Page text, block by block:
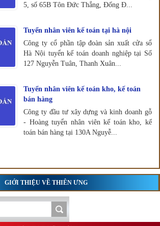
5, số 65B Tôn Đức Thắng, Đống Đ...
Tuyển nhân viên kế toán tại hà nội
Công ty cổ phần tập đoàn sản xuất cửa sổ
Hà Nội tuyển kế toán doanh nghiệp tại Số
127 Nguyễn Tuân, Thanh Xuân...
Tuyển nhân viên kế toán kho, kế toán
bán hàng
Công ty đầu tư xây dựng và kinh doanh gỗ
- Hoàng tuyển nhân viên kế toán kho, kế
toán bán hàng tại 130A Nguyễ...
GIỚI THIỆU VỀ THIÊN ƯNG